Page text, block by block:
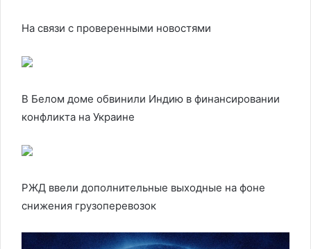
На связи с проверенными новостями
В Белом доме обвинили Индию в финансировании
конфликта на Украине
РЖД ввели дополнительные выходные на фоне
снижения грузоперевозок